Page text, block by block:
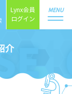
Lynx会員
ログイン
MENU
介